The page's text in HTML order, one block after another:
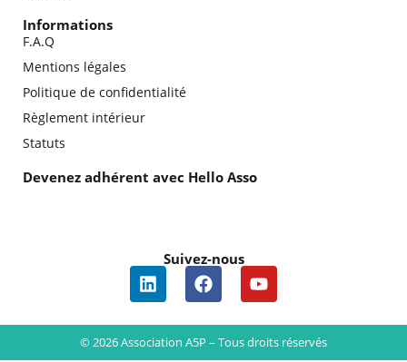
Informations
F.A.Q
Mentions légales
Politique de confidentialité
Règlement intérieur
Statuts
Devenez adhérent avec Hello Asso
Suivez-nous
© 2026 Association A5P – Tous droits réservés